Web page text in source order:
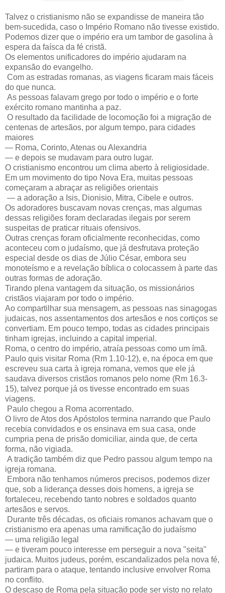
Talvez o cristianismo não se expandisse de maneira tão
bem-sucedida, caso o Império Romano não tivesse existido.
Podemos dizer que o império era um tambor de gasolina à
espera da faísca da fé cristã.
Os elementos unificadores do império ajudaram na
expansão do evangelho.
Com as estradas romanas, as viagens ficaram mais fáceis
do que nunca.
As pessoas falavam grego por todo o império e o forte
exército romano mantinha a paz.
O resultado da facilidade de locomoção foi a migração de
centenas de artesãos, por algum tempo, para cidades
maiores
— Roma, Corinto, Atenas ou Alexandria
— e depois se mudavam para outro lugar.
O cristianismo encontrou um clima aberto à religiosidade.
Em um movimento do tipo Nova Era, muitas pessoas
começaram a abraçar as religiões orientais
— a adoração a Isis, Dionisio, Mitra, Cibele e outros.
Os adoradores buscavam novas crenças, mas algumas
dessas religiões foram declaradas ilegais por serem
suspeitas de praticar rituais ofensivos.
Outras crenças foram oficialmente reconhecidas, como
aconteceu com o judaísmo, que já desfrutava proteção
especial desde os dias de Júlio César, embora seu
monoteísmo e a revelação bíblica o colocassem à parte das
outras formas de adoração.
Tirando plena vantagem da situação, os missionários
cristãos viajaram por todo o império.
Ao compartilhar sua mensagem, as pessoas nas sinagogas
judaicas, nos assentamentos dos artesãos e nos cortiços se
convertiam. Em pouco tempo, todas as cidades principais
tinham igrejas, incluindo a capital imperial.
Roma, o centro do império, atraía pessoas como um ímã.
Paulo quis visitar Roma (Rm 1.10-12), e, na época em que
escreveu sua carta à igreja romana, vemos que ele já
saudava diversos cristãos romanos pelo nome (Rm 16.3-
15), talvez porque já os tivesse encontrado em suas
viagens.
Paulo chegou a Roma acorrentado.
O livro de Atos dos Apóstolos termina narrando que Paulo
recebia convidados e os ensinava em sua casa, onde
cumpria pena de prisão domiciliar, ainda que, de certa
forma, não vigiada.
A tradição também diz que Pedro passou algum tempo na
igreja romana.
Embora não tenhamos números precisos, podemos dizer
que, sob a liderança desses dois homens, a igreja se
fortaleceu, recebendo tanto nobres e soldados quanto
artesãos e servos.
Durante três décadas, os oficiais romanos achavam que o
cristianismo era apenas uma ramificação do judaísmo
— uma religião legal
— e tiveram pouco interesse em perseguir a nova "seita"
judaica. Muitos judeus, porém, escandalizados pela nova fé,
partiram para o ataque, tentando inclusive envolver Roma
no conflito.
O descaso de Roma pela situação pode ser visto no relato